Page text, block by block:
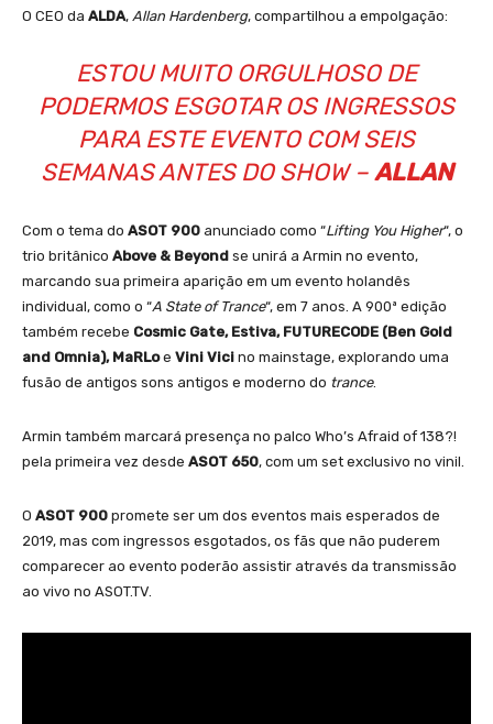
O CEO da ALDA, Allan Hardenberg, compartilhou a empolgação:
ESTOU MUITO ORGULHOSO DE
PODERMOS ESGOTAR OS INGRESSOS
PARA ESTE EVENTO COM SEIS
SEMANAS ANTES DO SHOW –ALLAN
Com o tema do ASOT 900 anunciado como “Lifting You Higher“, o
trio britânico Above & Beyond se unirá a Armin no evento,
marcando sua primeira aparição em um evento holandês
individual, como o “A State of Trance“, em 7 anos. A 900ª edição
também recebe Cosmic Gate, Estiva, FUTURECODE (Ben Gold
and Omnia), MaRLoe Vini Vici no mainstage, explorando uma
fusão de antigos sons antigos e moderno do trance.
Armin também marcará presença no palco Who’s Afraid of 138?!
pela primeira vez desde ASOT 650, com um set exclusivo no vinil.
O ASOT 900 promete ser um dos eventos mais esperados de
2019, mas com ingressos esgotados, os fãs que não puderem
comparecer ao evento poderão assistir através da transmissão
ao vivo no ASOT.TV.